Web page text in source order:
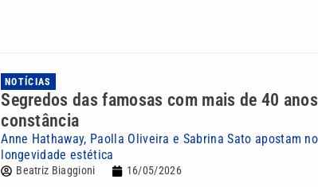
NOTÍCIAS
Segredos das famosas com mais de 40
constância
Anne Hathaway, Paolla Oliveira e Sabrina Sato apostam
longevidade estética
Beatriz Biaggioni 16/05/2026